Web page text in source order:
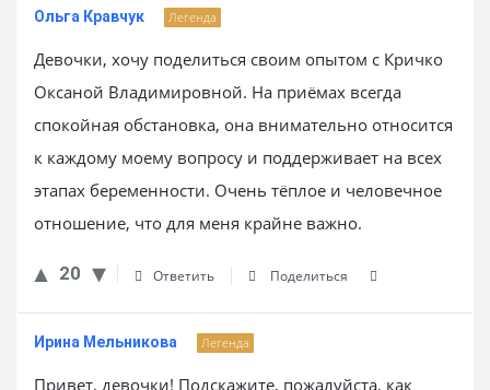
Ольга Кравчук Легенда
Девочки, хочу поделиться своим опытом с Кричко
Оксаной Владимировной. На приёмах всегда
спокойная обстановка, она внимательно относится
к каждому моему вопросу и поддерживает на всех
этапах беременности. Очень тёплое и человечное
отношение, что для меня крайне важно.
20 Ответить Поделиться
Ирина Мельникова Легенда
Привет, девочки! Подскажите, пожалуйста, как